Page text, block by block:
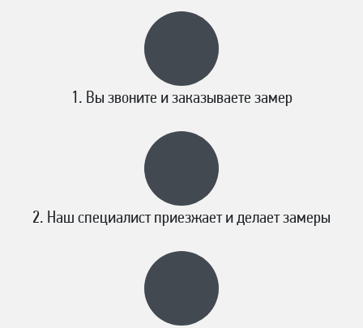
Вы звоните и заказываете замер
Наш специалист приезжает и делает замеры